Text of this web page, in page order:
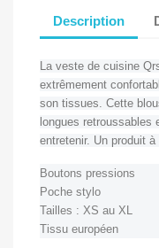
Description
La veste de cuisine
extrêmement
son tissues. Cette
longues retroussables
entretenir. Un produit
Boutons pressions
Poche stylo
Tailles : XS au XL
Tissu européen